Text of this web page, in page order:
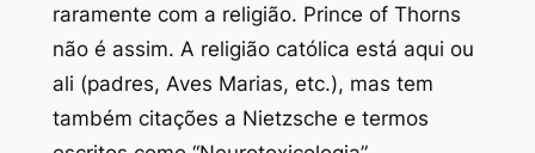
raramente com a religião. Prince of Thorns
não é assim. A religião católica está aqui ou
ali (padres, Aves Marias, etc.), mas tem
também citações a Nietzsche e termos